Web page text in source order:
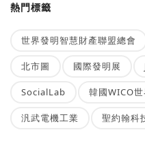
熱門標籤
世界發明智慧財產聯盟總會
北市圖 國際發明展
SocialLab 韓國WICO
汎武電機工業 聖約翰科